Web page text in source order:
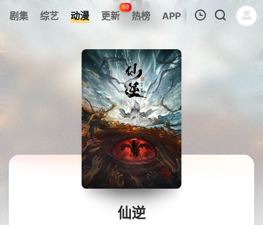
剧集 综艺 动漫 更新
69
热榜 APP
暂无观看影片的记录
仙逆